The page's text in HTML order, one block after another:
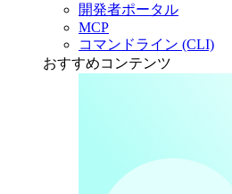
開発者ポータル
MCP
コマンドライン (CLI)
おすすめコンテンツ